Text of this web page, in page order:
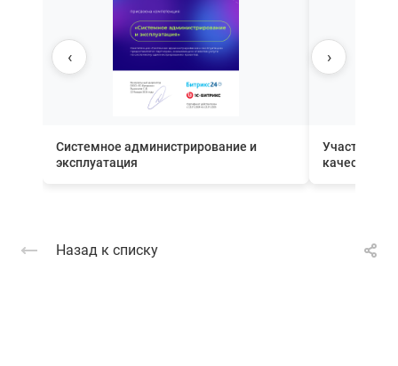
Системное администрирование и
эксплуатация
Участник
качества
‹ ›
Назад к списку